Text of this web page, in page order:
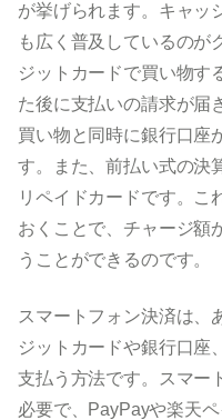
が挙げられます。キャッ
も広く普及しているのが
ジットカードで買い物す
た後に支払いの請求が届
買い物と同時に銀行口座
す。また、前払い式の決
リペイドカードです。こ
おくことで、チャージ額
うことができるのです。
スマートフォン決済は、
ジットカードや銀行口座
支払う方法です。スマー
必要で、PayPayや楽天